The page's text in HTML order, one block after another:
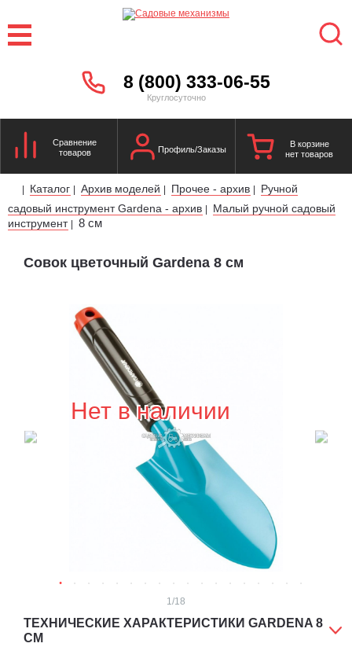
8 (800) 333-06-55
Круглосуточно
Сравнение
товаров
Профиль/Заказы
В корзине
нет товаров
| Каталог | Архив моделей | Прочее - архив |
Ручной
садовый инструмент Gardena - архив |
Малый ручной садовый
инструмент | 8 см
Совок цветочный Gardena 8 см
Нет в наличии
1 /18
ТЕХНИЧЕСКИЕ ХАРАКТЕРИСТИКИ GARDENA 8
СМ